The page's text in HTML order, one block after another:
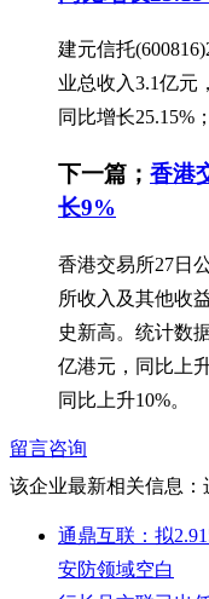
建元信托
业总收入3.1亿元
同比增长25.15%
下一篇； 香港
长9%
香港交易所27日
所收入及其他收
史新高。统计数
亿港元，同比上
同比上升10%。
留言咨询
该企业最新相关信息：
通鼎互联：拟
安防领域空白